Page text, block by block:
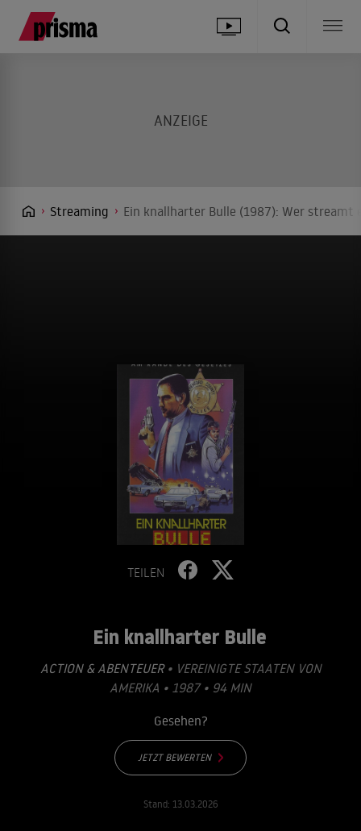
Streaming Ein knallharter Bulle (1987): Wer streamt
TEILEN
Ein knallharter Bulle
ACTION & ABENTEUER• VEREINIGTE STAATEN VON
AMERIKA • 1987 • 94 MIN
Gesehen?
JETZT BEWERTEN
Stand: 13.03.2026